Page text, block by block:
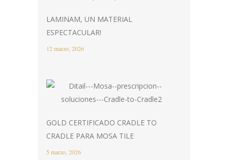
LAMINAM, UN MATERIAL
ESPECTACULAR!
12 marzo, 2026
GOLD CERTIFICADO CRADLE TO
CRADLE PARA MOSA TILE
5 marzo, 2026